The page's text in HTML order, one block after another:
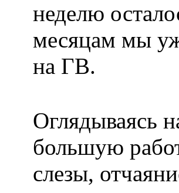
неделю
месяцам мы
на ГВ.
Оглядываясь
большую
слезы,